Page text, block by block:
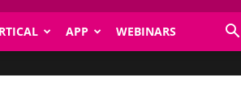
APP WEBINARS